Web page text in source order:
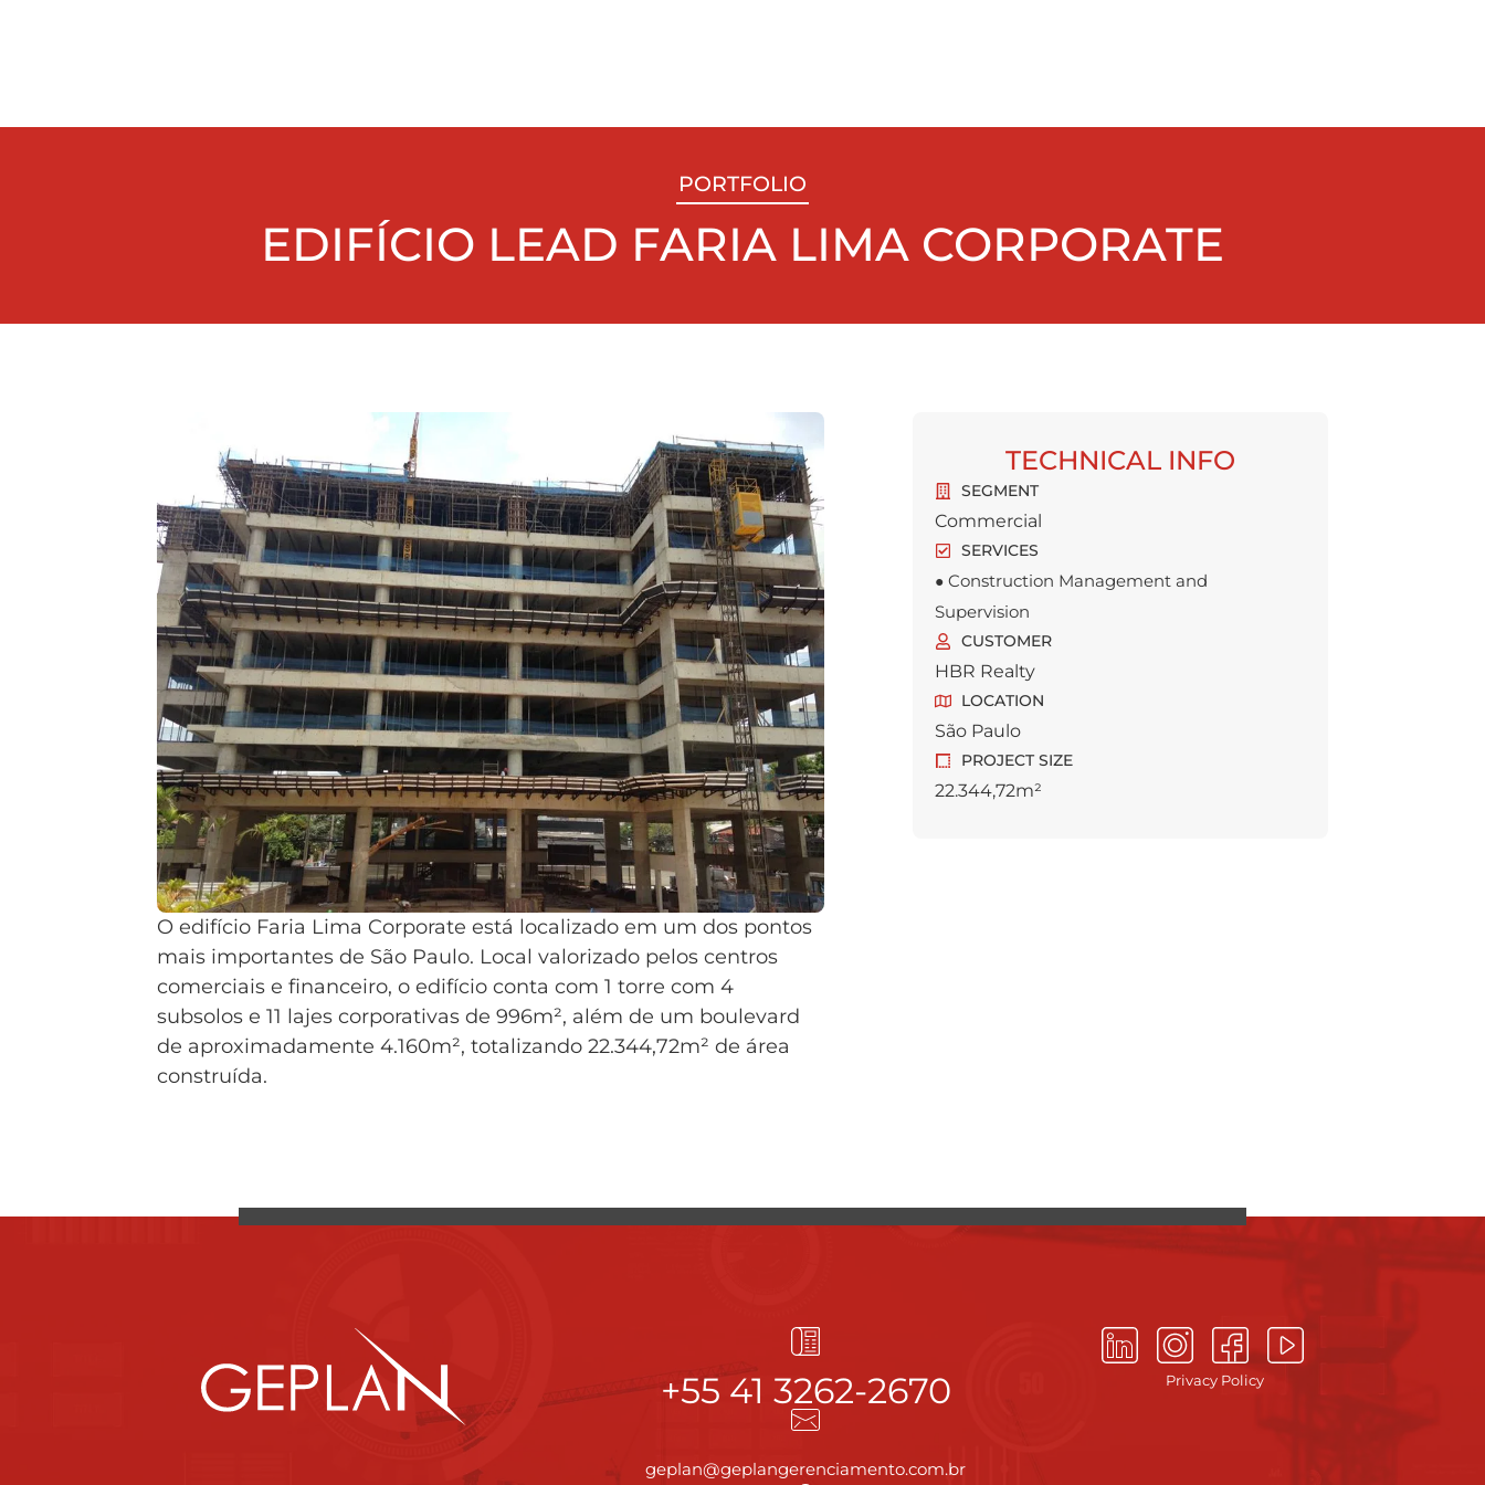
PORTFOLIO
EDIFÍCIO LEAD FARIA LIMA CORPORATE
O edifício Faria Lima Corporate está localizado em um dos pontos
mais importantes de São Paulo. Local valorizado pelos centros
comerciais e financeiro, o edifício conta com 1 torre com 4
subsolos e 11 lajes corporativas de 996m², além de um boulevard
de aproximadamente 4.160m², totalizando 22.344,72m² de área
construída.
TECHNICAL INFO
SEGMENT
Commercial
SERVICES
● Construction Management and
Supervision
CUSTOMER
HBR Realty
LOCATION
São Paulo
PROJECT SIZE
22.344,72m²
+55 41 3262-2670
geplan@geplangerenciamento.com.br
Privacy Policy